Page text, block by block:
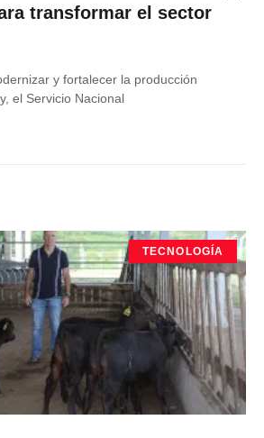
transformar el sector
y fortalecer la producción
el Servicio Nacional
TECNOLOGÍA